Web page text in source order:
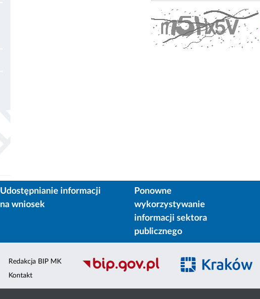
Udostępnianie informacji
na wniosek
Ponowne
wykorzystywanie
informacji sektora
publicznego
Redakcja BIP MK
Kontakt